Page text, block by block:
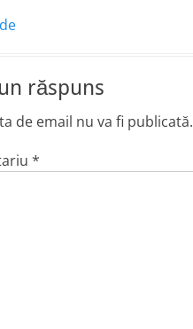
răspuns
de email nu va fi publicată.
*